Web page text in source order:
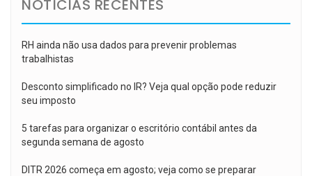
NOTÍCIAS RECENTES
RH ainda não usa dados para prevenir problemas
trabalhistas
Desconto simplificado no IR? Veja qual opção pode reduzir
seu imposto
5 tarefas para organizar o escritório contábil antes da
segunda semana de agosto
DITR 2026 começa em agosto; veja como se preparar